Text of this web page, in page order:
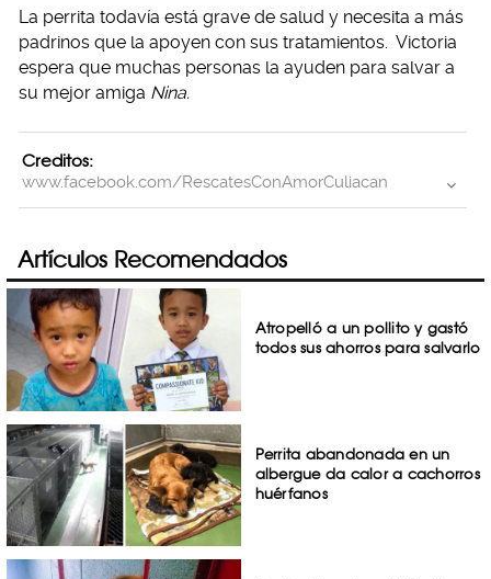
La perrita todavía está grave de salud y necesita a más
padrinos que la apoyen con sus tratamientos. Victoria
espera que muchas personas la ayuden para salvar a
su mejor amiga Nina.
Creditos:
www.facebook.com/RescatesConAmorCuliacan
Artículos Recomendados
Atropelló a un pollito y gastó
todos sus ahorros para salvarlo
Perrita abandonada en un
albergue da calor a cachorros
huérfanos